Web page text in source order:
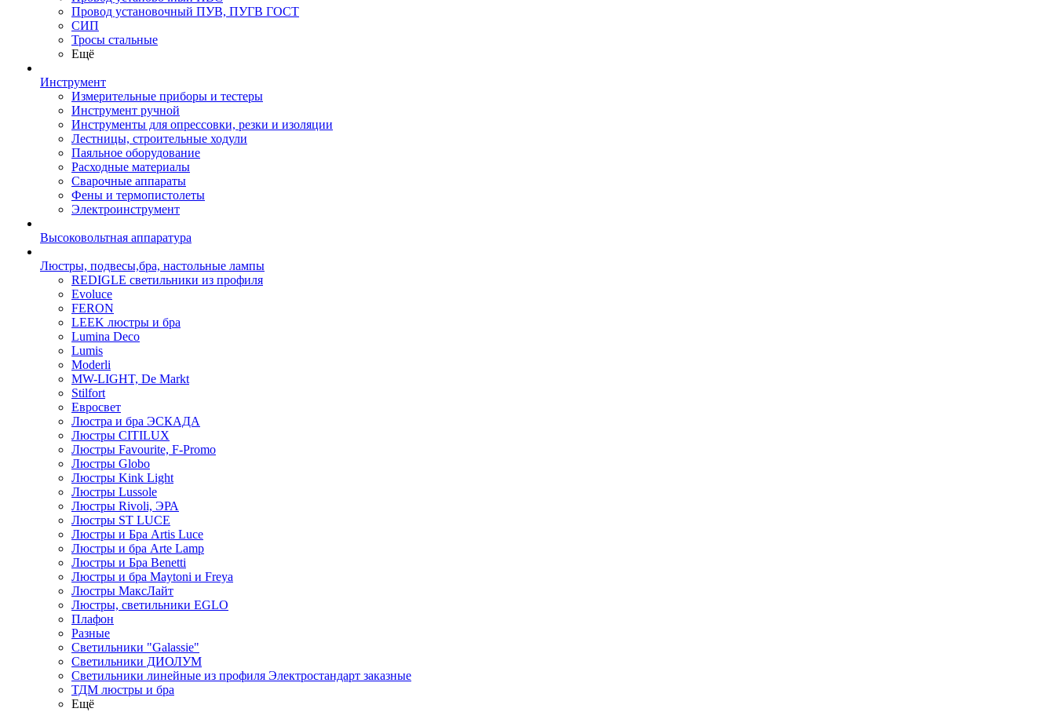
Провод установочный ПУВ, ПУГВ ГОСТ
СИП
Тросы стальные
Ещё
Инструмент
Измерительные приборы и тестеры
Инструмент ручной
Инструменты для опрессовки, резки и изоляции
Лестницы, строительные ходули
Паяльное оборудование
Расходные материалы
Сварочные аппараты
Фены и термопистолеты
Электроинструмент
Высоковольтная аппаратура
Люстры, подвесы,бра, настольные лампы
REDIGLE светильники из профиля
Evoluce
FERON
LEEK люстры и бра
Lumina Deco
Lumis
Moderli
MW-LIGHT, De Markt
Stilfort
Евросвет
Люстра и бра ЭСКАДА
Люстры CITILUX
Люстры Favourite, F-Promo
Люстры Globo
Люстры Kink Light
Люстры Lussole
Люстры Rivoli, ЭРА
Люстры ST LUCE
Люстры и Бра Artis Luce
Люстры и бра Arte Lamp
Люстры и Бра Benetti
Люстры и бра Maytoni и Freya
Люстры МаксЛайт
Люстры, светильники EGLO
Плафон
Разные
Светильники "Galassie"
Светильники ДИОЛУМ
Светильники линейные из профиля Электростандарт заказные
ТДМ люстры и бра
Ещё